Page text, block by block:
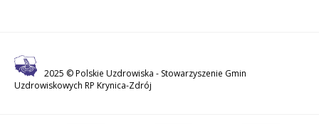
2025 © Polskie Uzdrowiska - Stowarzyszenie Gmin
Uzdrowiskowych RP Krynica-Zdrój